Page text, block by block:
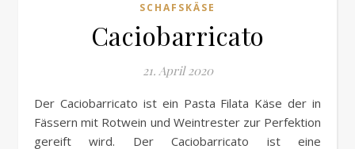
SCHAFSKÄSE
Caciobarricato
21. April 2020
Der Caciobarricato ist ein Pasta Filata Käse der in
Fässern mit Rotwein und Weintrester zur Perfektion
gereift wird. Der Caciobarricato ist eine